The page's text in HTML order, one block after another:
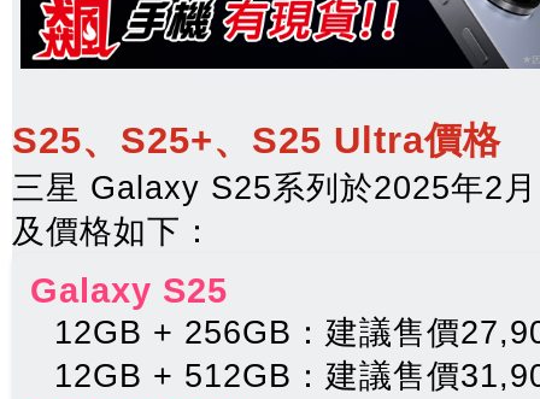
S25、S25+、S25 Ultra價格
三星 Galaxy S25系列於2025年2
及價格如下：
Galaxy S25
12GB + 256GB：建議售價
12GB + 512GB：建議售價